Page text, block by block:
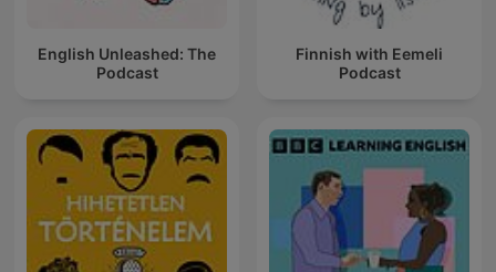
English Unleashed: The
Podcast
Finnish with Eemeli
Podcast